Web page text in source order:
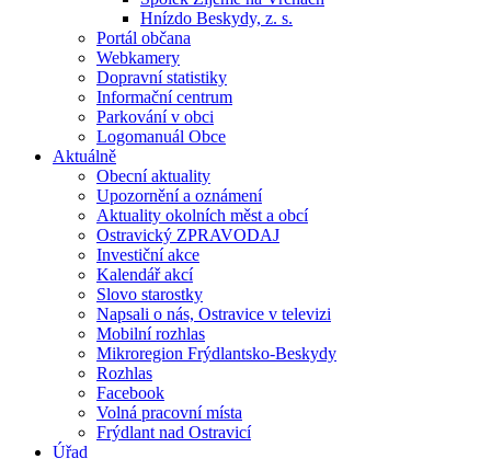
Hnízdo Beskydy, z. s.
Portál občana
Webkamery
Dopravní statistiky
Informační centrum
Parkování v obci
Logomanuál Obce
Aktuálně
Obecní aktuality
Upozornění a oznámení
Aktuality okolních měst a obcí
Ostravický ZPRAVODAJ
Investiční akce
Kalendář akcí
Slovo starostky
Napsali o nás, Ostravice v televizi
Mobilní rozhlas
Mikroregion Frýdlantsko-Beskydy
Rozhlas
Facebook
Volná pracovní místa
Frýdlant nad Ostravicí
Úřad